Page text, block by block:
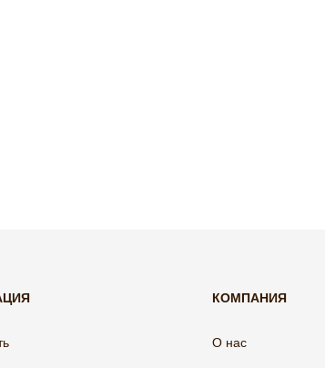
КОМПАНИЯ
О нас